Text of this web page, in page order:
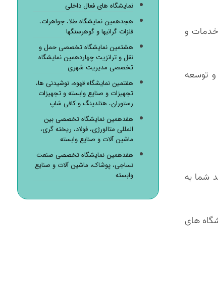
خدمات و
و توسعه
شما به
۱۴۰۴ در محل دائمی نمایشگاه های
نمایشگاه های فعال داخلی
هجدهمین نمایشگاه طلا، جواهرات،
فلزات گرانبها و گوهرسنگها
هشتمین نمایشگاه تخصصی حمل و
نقل و ترانزیت چهاردهمین نمایشگاه
تخصصی مدیریت شهری
هفتمین نمایشگاه قهوه، نوشیدنی ها،
تجهیزات و صنایع وابسته و تجهیزات
رستوران، هتلدینگ و کافی شاپ
هفدهمین نمایشگاه تخصصی بین
المللی متالورژی، فولاد، ریخته گری،
ماشین آلات و صنایع وابسته
هفدهمین نمایشگاه تخصصی صنعت
نساجی، پوشاک، ماشین آلات و صنایع
وابسته